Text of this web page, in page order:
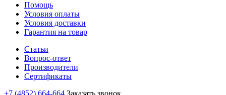
Помощь
Условия оплаты
Условия доставки
Гарантия на товар
Статьи
Вопрос-ответ
Производители
Сертификаты